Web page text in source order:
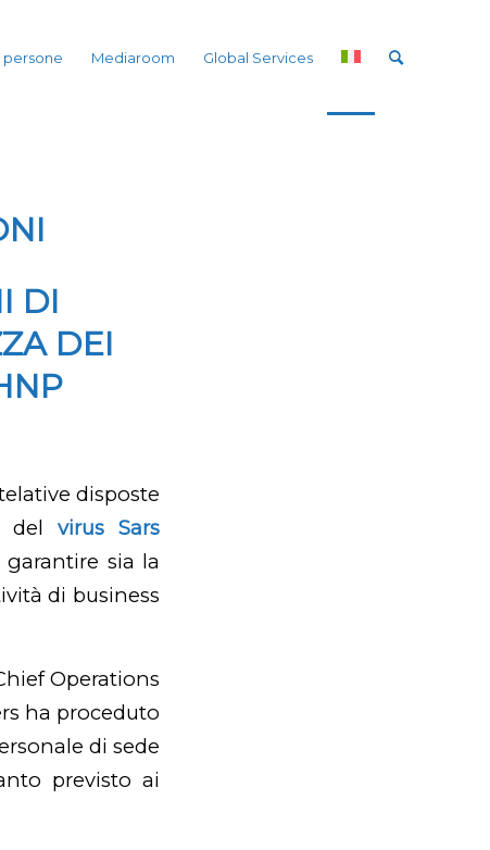
persone Mediaroom Global Services
DI
DEI
disposte
delvirus Sars
sia la
di business
Operations
ha proceduto
di sede
previsto ai